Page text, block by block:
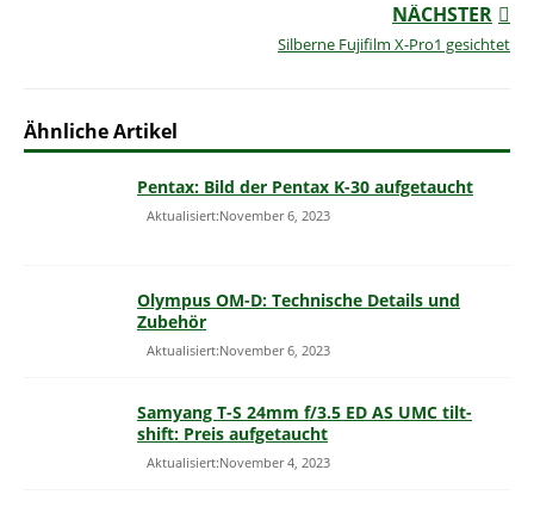
NÄCHSTER
Silberne Fujifilm X-Pro1 gesichtet
Ähnliche Artikel
Pentax: Bild der Pentax K-30 aufgetaucht
Aktualisiert:November 6, 2023
Olympus OM-D: Technische Details und
Zubehör
Aktualisiert:November 6, 2023
Samyang T-S 24mm f/3.5 ED AS UMC tilt-
shift: Preis aufgetaucht
Aktualisiert:November 4, 2023